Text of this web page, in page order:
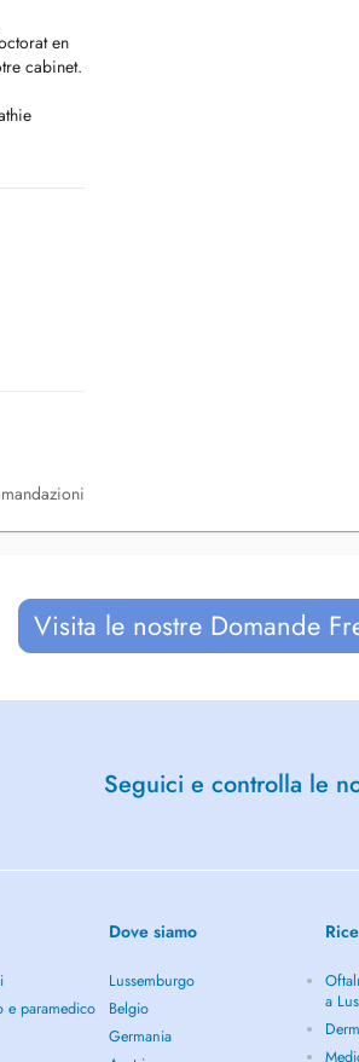
en
cabinet.
Visita le nostre Domande
Seguici e controlla le
e paramedico
Dove siamo
Lussemburgo
Belgio
Germania
a